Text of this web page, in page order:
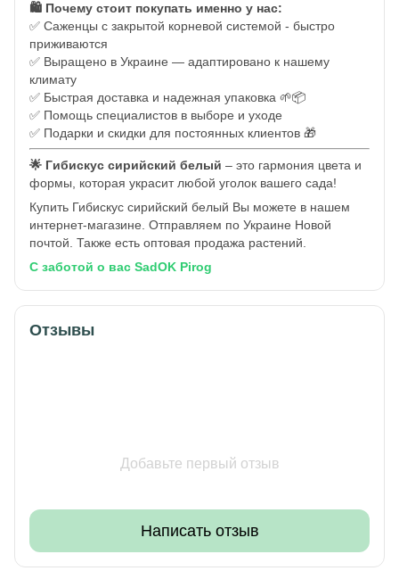
🛍️ Почему стоит покупать именно у нас:
✅ Саженцы с закрытой корневой системой - быстро
приживаются
✅ Выращено в Украине — адаптировано к нашему
климату
✅ Быстрая доставка и надежная упаковка 🌱📦
✅ Помощь специалистов в выборе и уходе
✅ Подарки и скидки для постоянных клиентов 🎁
🌟 Гибискус сирийский белый – это гармония цвета и
формы, которая украсит любой уголок вашего сада!
Купить Гибискус сирийский белый Вы можете в нашем
интернет-магазине. Отправляем по Украине Новой
почтой. Также есть оптовая продажа растений.
С заботой о вас SadOK Pirog
Отзывы
Добавьте первый отзыв
Написать отзыв